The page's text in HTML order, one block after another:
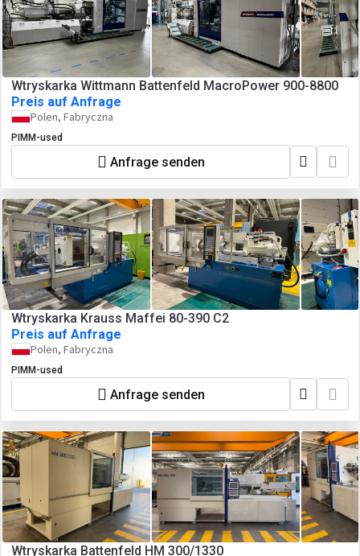
Wtryskarka Wittmann Battenfeld MacroPower 900-8800
Preis auf Anfrage
Polen, Fabryczna
PIMM-used
Anfrage senden
Wtryskarka Krauss Maffei 80-390 C2
Preis auf Anfrage
Polen, Fabryczna
PIMM-used
Anfrage senden
Wtryskarka Battenfeld HM 300/1330